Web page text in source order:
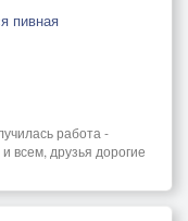
пивная
работа -
всем, друзья дорогие